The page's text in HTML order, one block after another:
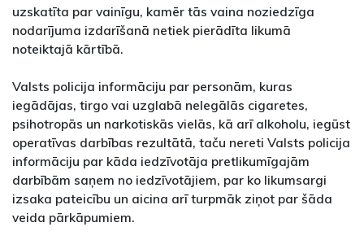
uzskatīta par vainīgu, kamēr tās vaina noziedzīga
nodarījuma izdarīšanā netiek pierādīta likumā
noteiktajā kārtībā.
Valsts policija informāciju par personām, kuras
iegādājas, tirgo vai uzglabā nelegālās cigaretes,
psihotropās un narkotiskās vielās, kā arī alkoholu, iegūst
operatīvas darbības rezultātā, taču nereti Valsts policija
informāciju par kāda iedzīvotāja pretlikumīgajām
darbībām saņem no iedzīvotājiem, par ko likumsargi
izsaka pateicību un aicina arī turpmāk ziņot par šāda
veida pārkāpumiem.